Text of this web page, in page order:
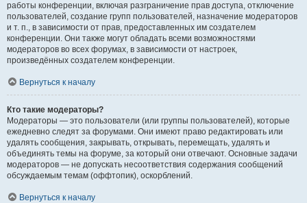
работы конференции, включая разграничение прав доступа, отключение
пользователей, создание групп пользователей, назначение модераторов
и т. п., в зависимости от прав, предоставленных им создателем
конференции. Они также могут обладать всеми возможностями
модераторов во всех форумах, в зависимости от настроек,
произведённых создателем конференции.
Вернуться к началу
Кто такие модераторы?
Модераторы — это пользователи (или группы пользователей), которые
ежедневно следят за форумами. Они имеют право редактировать или
удалять сообщения, закрывать, открывать, перемещать, удалять и
объединять темы на форуме, за который они отвечают. Основные задачи
модераторов — не допускать несоответствия содержания сообщений
обсуждаемым темам (оффтопик), оскорблений.
Вернуться к началу